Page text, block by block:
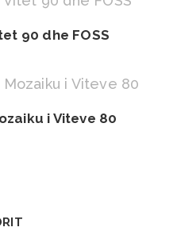
90 dhe FOSS
i Viteve 80